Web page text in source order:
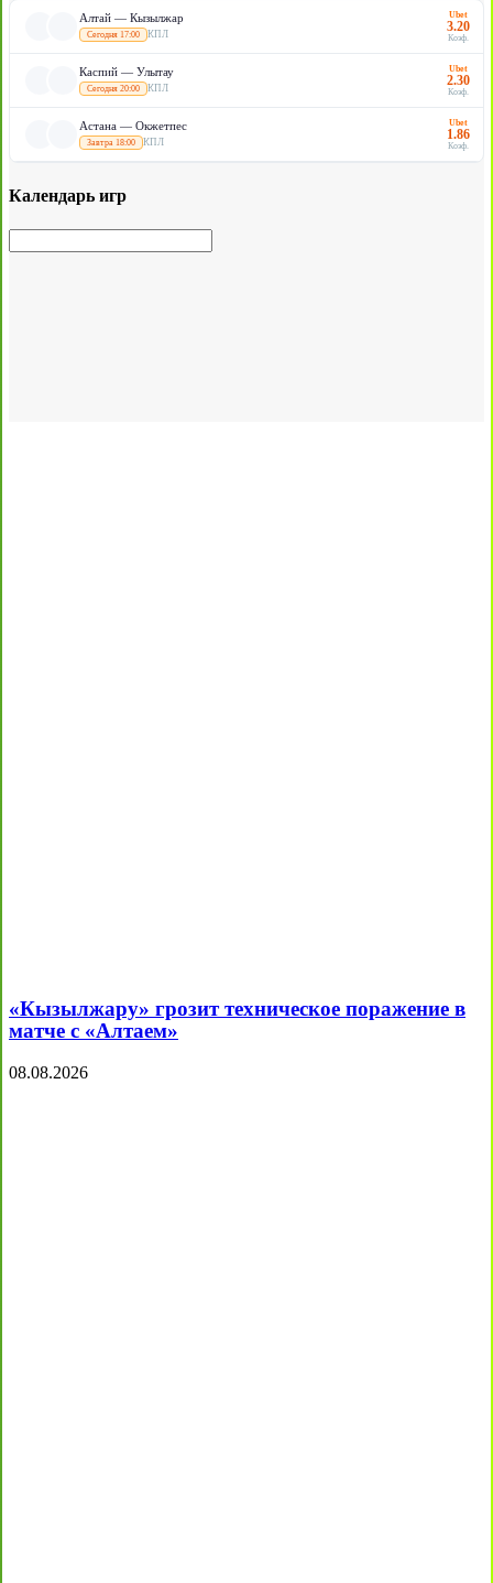
Алтай — Кызылжар
Сегодня 17:00 КПЛ
Ubet
3.20
Коэф.
Каспий — Улытау
Сегодня 20:00 КПЛ
Ubet
2.30
Коэф.
Астана — Окжетпес
Завтра 18:00 КПЛ
Ubet
1.86
Коэф.
Календарь игр
«Кызылжару» грозит техническое поражение в
матче с «Алтаем»
08.08.2026